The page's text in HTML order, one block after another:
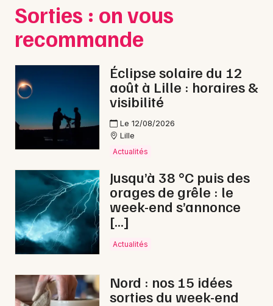
59 - Nord
Choisir mes départements
Mon email
Je m'abonne
Sorties : on vous
recommande
Éclipse solaire du 12
août à Lille : horaires &
visibilité
Le 12/08/2026
Lille
Actualités
Jusqu’à 38 °C puis des
orages de grêle : le
week-end s’annonce
[…]
Actualités
Nord : nos 15 idées
sorties du week-end